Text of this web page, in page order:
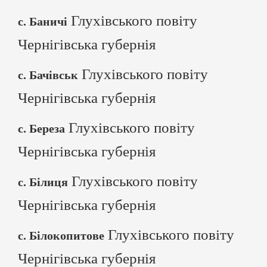
с. Баничі Глухівського повіту
Чернігівська губернія
с. Бачівськ Глухівського повіту
Чернігівська губернія
с. Береза Глухівського повіту
Чернігівська губернія
с. Білиця Глухівського повіту
Чернігівська губернія
с. Білокопитове Глухівського повіту
Чернігівська губернія